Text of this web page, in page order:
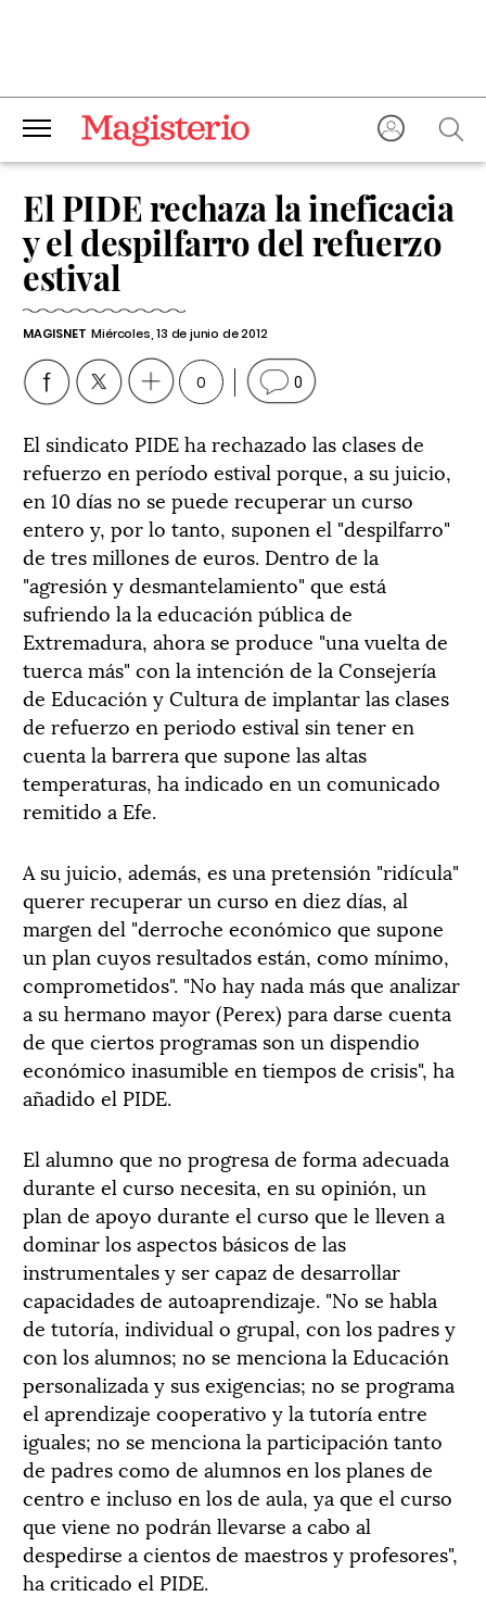
El PIDE rechaza la ineficacia
y el despilfarro del refuerzo
estival
MAGISNET Miércoles, 13 de junio de 2012
0 0
El sindicato PIDE ha rechazado las clases de
refuerzo en período estival porque, a su juicio,
en 10 días no se puede recuperar un curso
entero y, por lo tanto, suponen el "despilfarro"
de tres millones de euros. Dentro de la
"agresión y desmantelamiento" que está
sufriendo la la educación pública de
Extremadura, ahora se produce "una vuelta de
tuerca más" con la intención de la Consejería
de Educación y Cultura de implantar las clases
de refuerzo en periodo estival sin tener en
cuenta la barrera que supone las altas
temperaturas, ha indicado en un comunicado
remitido a Efe.
A su juicio, además, es una pretensión "ridícula"
querer recuperar un curso en diez días, al
margen del "derroche económico que supone
un plan cuyos resultados están, como mínimo,
comprometidos". "No hay nada más que analizar
a su hermano mayor (Perex) para darse cuenta
de que ciertos programas son un dispendio
económico inasumible en tiempos de crisis", ha
añadido el PIDE.
El alumno que no progresa de forma adecuada
durante el curso necesita, en su opinión, un
plan de apoyo durante el curso que le lleven a
dominar los aspectos básicos de las
instrumentales y ser capaz de desarrollar
capacidades de autoaprendizaje. "No se habla
de tutoría, individual o grupal, con los padres y
con los alumnos; no se menciona la Educación
personalizada y sus exigencias; no se programa
el aprendizaje cooperativo y la tutoría entre
iguales; no se menciona la participación tanto
de padres como de alumnos en los planes de
centro e incluso en los de aula, ya que el curso
que viene no podrán llevarse a cabo al
despedirse a cientos de maestros y profesores",
ha criticado el PIDE.